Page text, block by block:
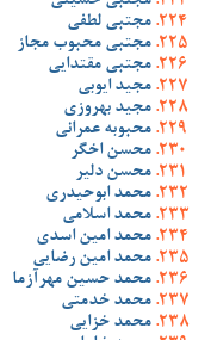
مجتبی لطفی
مجتبی محبوب مجاز
مجتبی مقتدایی
مجید ایوبی
مجید بهروزی
محبوبه عمرانی
محسن اخگر
محسن دلیر
محمد ابوحیدری
محمد اسلامی
محمد امین اسدی
محمد امین رضایی
محمد حسین مهرآزما
محمد خدمتی
محمد خزایی